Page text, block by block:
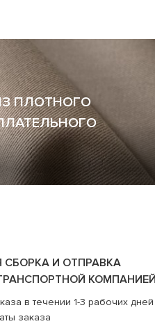
ПЛОТНОГО
СБОРКА И ОТПРАВКА
КОМПАНИЕЙ
в течении 1-3 рабочих дней
заказа